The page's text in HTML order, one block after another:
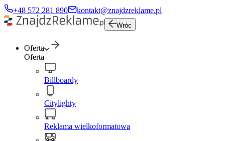
+48 572 281 890 kontakt@znajdzreklame.pl
Wróc
Oferta
Oferta
Billboardy
Citylighty
Reklama wielkoformatowa